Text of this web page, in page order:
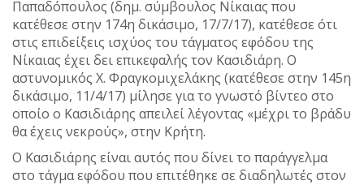
Παπαδόπουλος (δημ. σύμβουλος Νίκαιας που
κατέθεσε στην 174η δικάσιμο, 17/7/17), κατέθεσε ότι
στις επιδείξεις ισχύος του τάγματος εφόδου της
Νίκαιας έχει δει επικεφαλής τον Κασιδιάρη. Ο
αστυνομικός Χ. Φραγκομιχελάκης (κατέθεσε στην 145η
δικάσιμο, 11/4/17) μίλησε για το γνωστό βίντεο στο
οποίο ο Κασιδιάρης απειλεί λέγοντας «μέχρι το βράδυ
θα έχεις νεκρούς», στην Κρήτη.
Ο Κασιδιάρης είναι αυτός που δίνει το παράγγελμα
στο τάγμα εφόδου που επιτέθηκε σε διαδηλωτές στον